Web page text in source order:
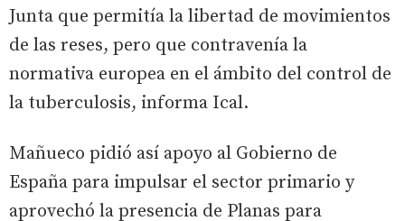
Junta que permitía la libertad de movimientos
de las reses, pero que contravenía la
normativa europea en el ámbito del control de
la tuberculosis, informa Ical.
Mañueco pidió así apoyo al Gobierno de
España para impulsar el sector primario y
aprovechó la presencia de Planas para